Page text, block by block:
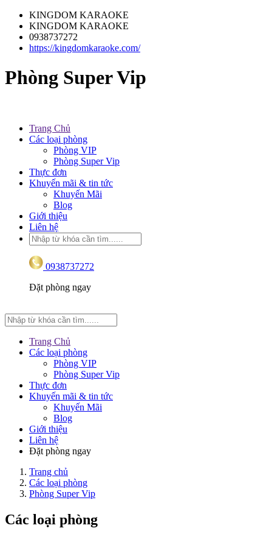
KINGDOM KARAOKE
KINGDOM KARAOKE
0938737272
https://kingdomkaraoke.com/
Phòng Super Vip
Trang Chủ
Các loại phòng
Phòng VIP
Phòng Super Vip
Thực đơn
Khuyến mãi & tin tức
Khuyến Mãi
Blog
Giới thiệu
Liên hệ
0938737272
Đặt phòng ngay
Trang Chủ
Các loại phòng
Phòng VIP
Phòng Super Vip
Thực đơn
Khuyến mãi & tin tức
Khuyến Mãi
Blog
Giới thiệu
Liên hệ
Đặt phòng ngay
Trang chủ
Các loại phòng
Phòng Super Vip
Các loại phòng